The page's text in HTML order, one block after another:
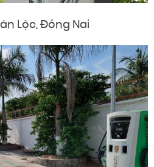
Lộc, Đồng Nai